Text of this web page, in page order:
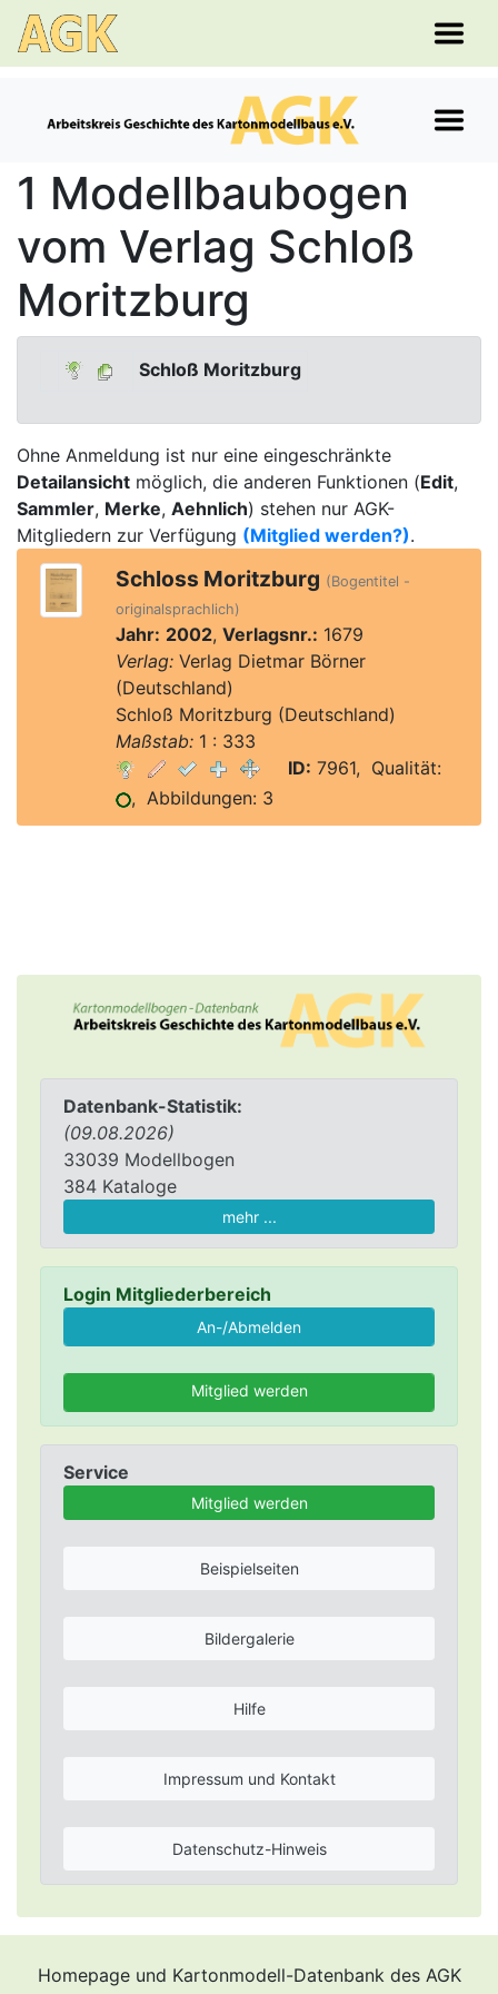
Datenbank-Statistik:
(09.08.2026)
33039 Modellbogen
384 Kataloge
mehr ...
Login Mitgliederbereich
Mitglied werden
Service
Mitglied werden
Beispielseiten
Bildergalerie
Hilfe
Impressum und Kontakt
Datenschutz-Hinweis
1 Modellbaubogen
vom Verlag Schloß
Moritzburg
Schloß Moritzburg
Ohne Anmeldung ist nur eine eingeschränkte
Detailansicht möglich, die anderen Funktionen (Edit,
Sammler, Merke, Aehnlich) stehen nur AGK-
Mitgliedern zur Verfügung (Mitglied werden?).
Schloss Moritzburg (Bogentitel -
originalsprachlich)
Jahr: 2002, Verlagsnr.: 1679
Verlag:Verlag Dietmar Börner
(Deutschland)
Schloß Moritzburg (Deutschland)
Maßstab:1 : 333
ID: 7961, Qualität:
, Abbildungen: 3
Homepage und Kartonmodell-Datenbank des AGK